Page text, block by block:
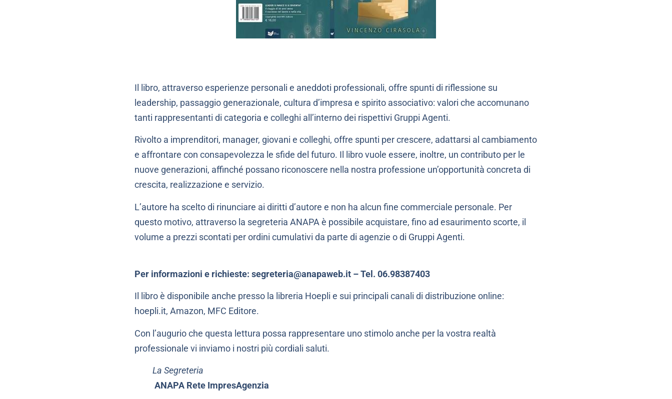
Il libro, attraverso esperienze personali e aneddoti professionali, offre spunti di riflessione su
leadership, passaggio generazionale, cultura d’impresa e spirito associativo: valori che accomunano
tanti rappresentanti di categoria e colleghi all’interno dei rispettivi Gruppi Agenti.
Rivolto a imprenditori, manager, giovani e colleghi, offre spunti per crescere, adattarsi al cambiamento
e affrontare con consapevolezza le sfide del futuro. Il libro vuole essere, inoltre, un contributo per le
nuove generazioni, affinché possano riconoscere nella nostra professione un’opportunità concreta di
crescita, realizzazione e servizio.
L’autore ha scelto di rinunciare ai diritti d’autore e non ha alcun fine commerciale personale. Per
questo motivo, attraverso la segreteria ANAPA è possibile acquistare, fino ad esaurimento scorte, il
volume a prezzi scontati per ordini cumulativi da parte di agenzie o di Gruppi Agenti.
Per informazioni e richieste: segreteria@anapaweb.it – Tel. 06.98387403
Il libro è disponibile anche presso la libreria Hoepli e sui principali canali di distribuzione online:
hoepli.it, Amazon, MFC Editore.
Con l’augurio che questa lettura possa rappresentare uno stimolo anche per la vostra realtà
professionale vi inviamo i nostri più cordiali saluti.
La Segreteria
ANAPA Rete ImpresAgenzia